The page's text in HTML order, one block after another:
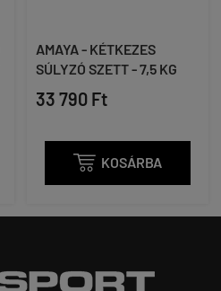
AMAYA - KÉTKEZES
SÚLYZÓ SZETT - 7,5 KG
33 790 Ft
 KOSÁRBA